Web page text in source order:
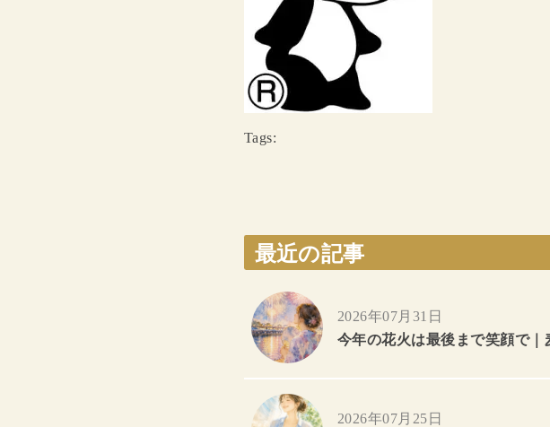
Tags:
最近の記事
2026年07月31日
今年の花火は最後まで笑顔で
2026年07月25日